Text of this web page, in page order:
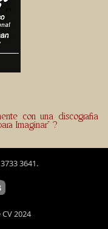
con una discografia
Imaginar" ?
3641.
2024